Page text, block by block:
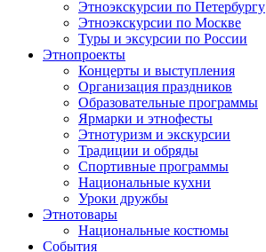
Этноэкскурсии по Петербургу
Этноэкскурсии по Москве
Туры и эксурсии по России
Этнопроекты
Концерты и выступления
Организация праздников
Образовательные программы
Ярмарки и этнофесты
Этнотуризм и экскурсии
Традиции и обряды
Спортивные программы
Национальные кухни
Уроки дружбы
Этнотовары
Национальные костюмы
События